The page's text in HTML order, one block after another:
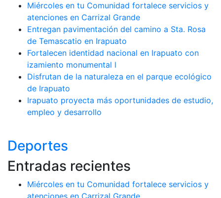
Miércoles en tu Comunidad fortalece servicios y
atenciones en Carrizal Grande
Entregan pavimentación del camino a Sta. Rosa
de Temascatio en Irapuato
Fortalecen identidad nacional en Irapuato con
izamiento monumental l
Disfrutan de la naturaleza en el parque ecológico
de Irapuato
Irapuato proyecta más oportunidades de estudio,
empleo y desarrollo
Deportes
Entradas recientes
Miércoles en tu Comunidad fortalece servicios y